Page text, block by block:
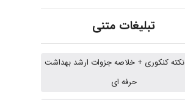
A.balandeh
تبلیغات متنی
1000 نکته کنکوری + خلاصه جزوات ارشد بهداشت
حرفه ای